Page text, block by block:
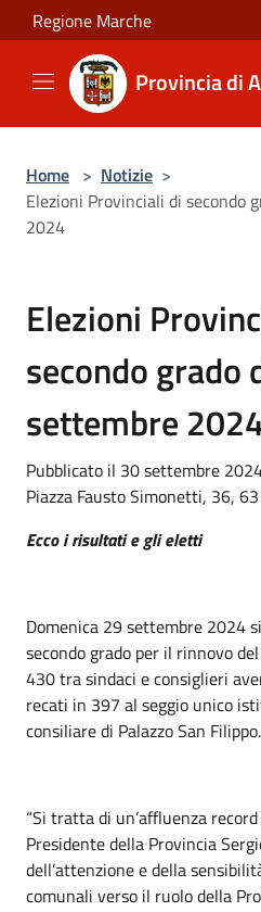
Salta al contenuto principale
Regione Marche
Provincia di
Home > Notizie >
Elezioni Provinciali di secondo
2024
Elezioni
secondo grado
settembre
Pubblicato il 30 settembre
Piazza Fausto Simonetti, 36,
Ecco i risultati e gli eletti
Domenica 29 settembre 2024
secondo grado per il rinnovo
430 tra sindaci e consiglieri
recati in 397 al seggio unico
consiliare di Palazzo San Filippo.
“Si tratta di un’affluenza
Presidente della Provincia
dell’attenzione e della
comunali verso il ruolo della